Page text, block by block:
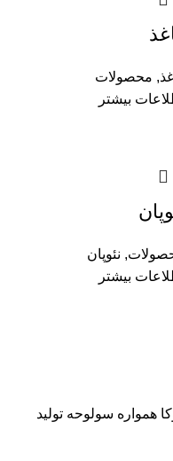
, محصولات
بیشتر
, نئوپان
بیشتر
همواره سولوحه تولید